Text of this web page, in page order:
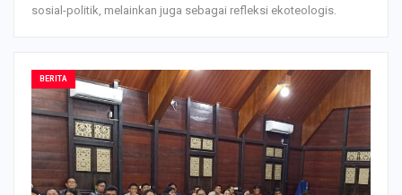
sosial-politik, melainkan juga sebagai refleksi ekoteologis.
BERITA